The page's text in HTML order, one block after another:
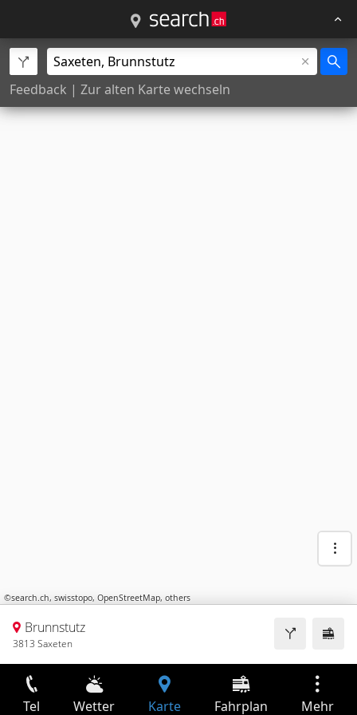
Feedback | Zur alten Karte wechseln
©search.ch, swisstopo, OpenStreetMap, others
Brunnstutz
3813 Saxeten
Tel Wetter Karte Fahrplan Mehr